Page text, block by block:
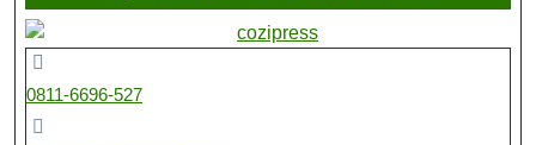
0811-6696-527